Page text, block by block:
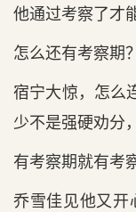
他通过考察了才‌
怎么还有考察期？
宿宁大惊，怎么
少不‌是‌强硬劝分
有考察期就有考
乔雪佳见他又开